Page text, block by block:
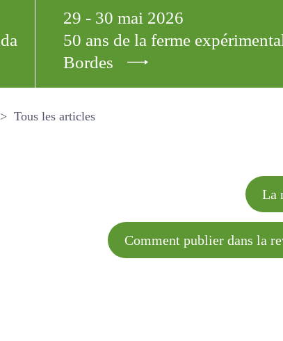
29 - 30 mai 2026
50 ans de la ferme
Bordes
Tous les articles
La
Comment publier dans la